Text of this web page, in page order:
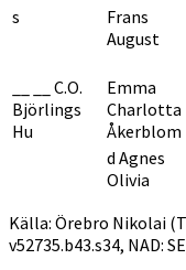
s
Frans
August
__ __ C.O.
Björlings
Hu
Emma
Charlotta
Åkerblom
d Agnes
Olivia
Källa: Örebro Nikolai
v52735.b43.s34, NAD: